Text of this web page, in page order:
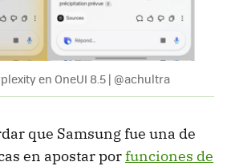
en OneUI 8.5 | @achultra
que Samsung fue una de
en apostar porfunciones de